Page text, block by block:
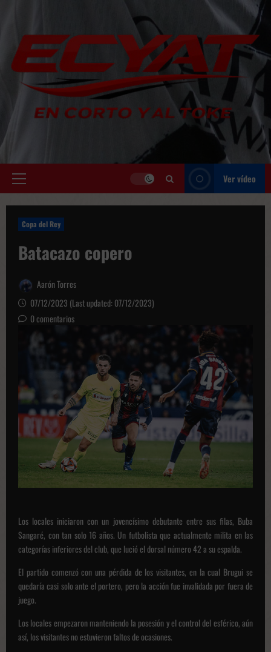
contenido
Menú
Ver vídeo
Copa del Rey
Batacazo copero
Aarón Torres
07/12/2023 (Last updated: 07/12/2023)
0 comentarios
Los locales iniciaron con un jovencísimo debutante entre sus filas, Buba
Sangaré, con tan solo 16 años. Un futbolista que actualmente milita en las
categorías inferiores del club, que lució el dorsal número 42 a su espalda.
El partido comenzó con una pérdida de los visitantes, en la cual Brugui se
quedaría casi solo ante el portero, pero la acción fue invalidada por fuera de
juego.
Los locales empezaron manteniendo la posesión y el control del esférico, aún
así, los visitantes no estuvieron faltos de ocasiones.